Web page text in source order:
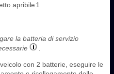
apribile 1
la batteria di servizio
con 2 batterie, eseguire le